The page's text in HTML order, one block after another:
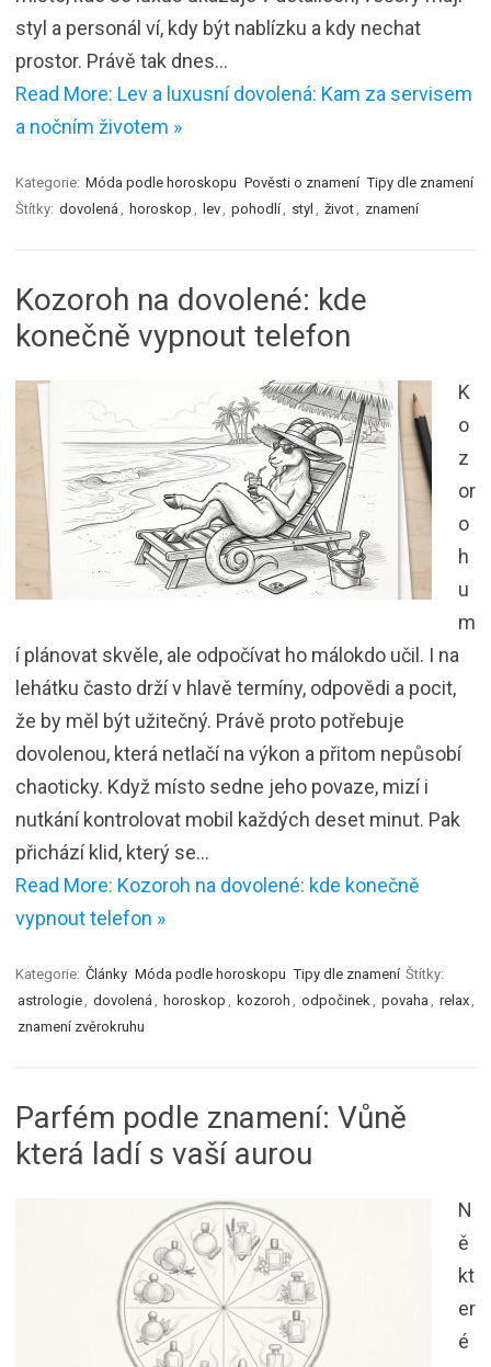
styl a personál ví, kdy být nablízku a kdy nechat
prostor. Právě tak dnes…
Read More: Lev a luxusní dovolená: Kam za servisem
a nočním životem »
Kategorie: Móda podle horoskopu Pověsti o znamení Tipy dle znamení
Štítky: dovolená horoskop lev pohodlí styl život znamení
Kozoroh na dovolené: kde
konečně vypnout telefon
K
o
z
or
o
h
u
m
í plánovat skvěle, ale odpočívat ho málokdo učil. I na
lehátku často drží v hlavě termíny, odpovědi a pocit,
že by měl být užitečný. Právě proto potřebuje
dovolenou, která netlačí na výkon a přitom nepůsobí
chaoticky. Když místo sedne jeho povaze, mizí i
nutkání kontrolovat mobil každých deset minut. Pak
přichází klid, který se…
Read More: Kozoroh na dovolené: kde konečně
vypnout telefon »
Kategorie: Články Móda podle horoskopu Tipy dle znamení Štítky:
astrologie
dovolená horoskop kozoroh odpočinek povaha relax
znamení zvěrokruhu
Parfém podle znamení: Vůně
která ladí s vaší aurou
N
ě
kt
er
é